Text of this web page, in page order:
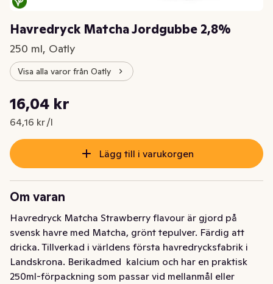
Havredryck Matcha Jordgubbe 2,8%
250 ml, Oatly
Visa alla varor från Oatly
Nuvarande pris är: 16,04 kr
16,04 kr
64,16 kr /l
Styckpris: 64,16 kr /l
Lägg till i varukorgen
Om varan
Havredryck Matcha Strawberry flavour är gjord på
svensk havre med Matcha, grönt tepulver. Färdig att
dricka. Tillverkad i världens första havredrycksfabrik i
Landskrona. Berikadmed  kalcium och har en praktisk
250ml-förpackning som passar vid mellanmål eller